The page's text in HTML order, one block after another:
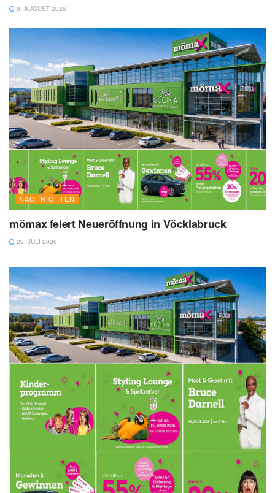
8. AUGUST 2026
NACHRICHTEN
mömax feiert Neueröffnung in Vöcklabruck
29. JULI 2026